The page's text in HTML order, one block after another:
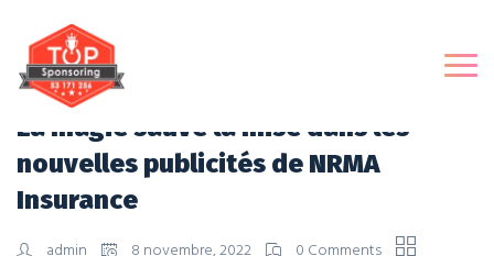
La magie sauve la mise dans les
nouvelles publicités de NRMA
Insurance
admin 8 novembre, 2022
0 Comments